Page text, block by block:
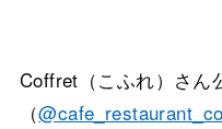
Coffret（こふれ）さん
（